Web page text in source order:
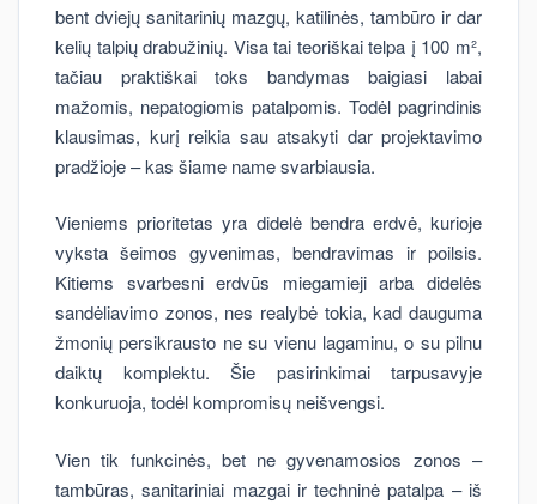
bent dviejų sanitarinių mazgų, katilinės, tambūro ir dar
kelių talpių drabužinių. Visa tai teoriškai telpa į 100 m²,
tačiau praktiškai toks bandymas baigiasi labai
mažomis, nepatogiomis patalpomis. Todėl pagrindinis
klausimas, kurį reikia sau atsakyti dar projektavimo
pradžioje – kas šiame name svarbiausia.
Vieniems prioritetas yra didelė bendra erdvė, kurioje
vyksta šeimos gyvenimas, bendravimas ir poilsis.
Kitiems svarbesni erdvūs miegamieji arba didelės
sandėliavimo zonos, nes realybė tokia, kad dauguma
žmonių persikrausto ne su vienu lagaminu, o su pilnu
daiktų komplektu. Šie pasirinkimai tarpusavyje
konkuruoja, todėl kompromisų neišvengsi.
Vien tik funkcinės, bet ne gyvenamosios zonos –
tambūras, sanitariniai mazgai ir techninė patalpa – iš